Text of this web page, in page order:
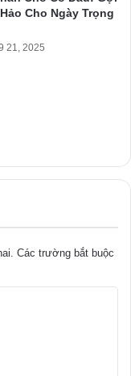
Cho Ngày Trọng
21, 2025
Các trường bắt buộc